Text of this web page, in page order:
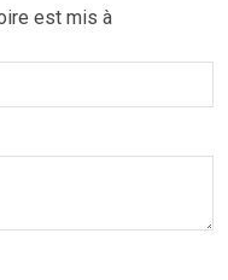
est mis à